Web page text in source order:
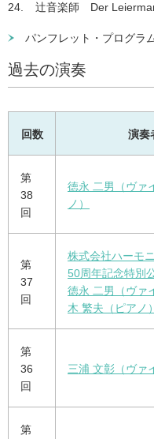
辻音楽師 Der
パンフレット・プログラ
過去の演奏
回数 演奏
第
38
回
徳永 二男（ヴァ
ノ）
第
37
回
株式会社ハーモ
50周年記念特別
徳永 二男（ヴァ
木 繁夫（ピアノ
第
36
回
三浦 文彰（ヴァ
第